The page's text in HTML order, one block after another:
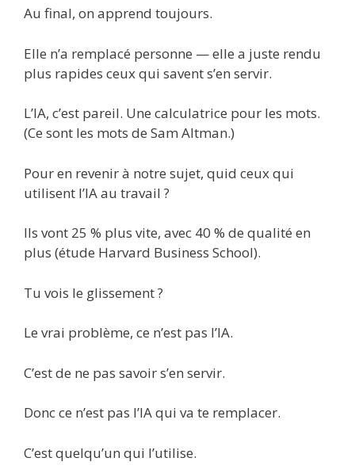
Au final, on apprend toujours.
Elle n’a remplacé personne — elle a juste rendu
plus rapides ceux qui savent s’en servir.
L’IA, c’est pareil. Une calculatrice pour les mots.
(Ce sont les mots de Sam Altman.)
Pour en revenir à notre sujet, quid ceux qui
utilisent l’IA au travail ?
Ils vont 25 % plus vite, avec 40 % de qualité en
plus (étude Harvard Business School).
Tu vois le glissement ?
Le vrai problème, ce n’est pas l’IA.
C’est de ne pas savoir s’en servir.
Donc ce n’est pas l’IA qui va te remplacer.
C’est quelqu’un qui l’utilise.